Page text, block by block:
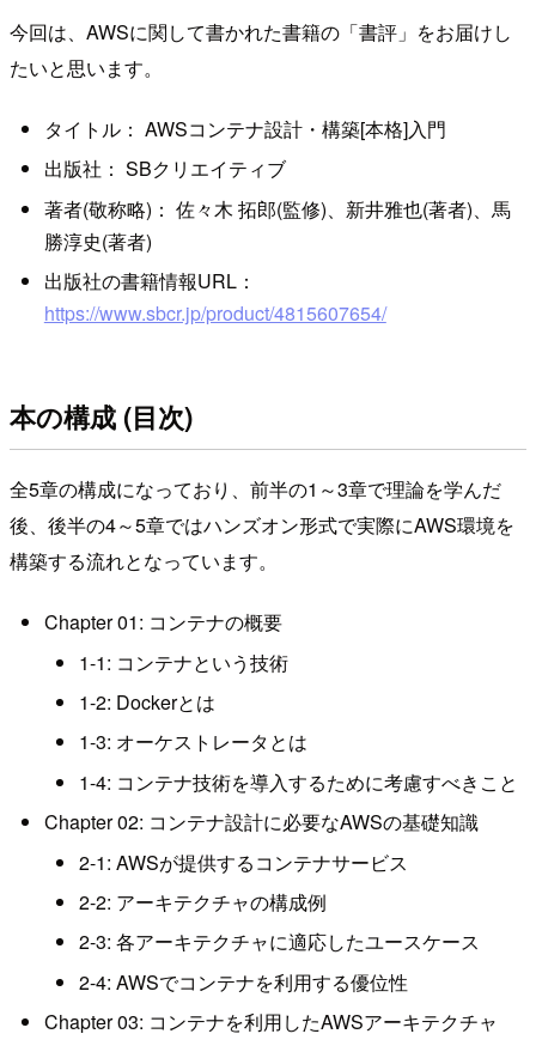
今回は、AWSに関して書かれた書籍の「書評」をお届けし
たいと思います。
タイトル： AWSコンテナ設計・構築[本格]入門
出版社： SBクリエイティブ
著者(敬称略)： 佐々木 拓郎(監修)、新井雅也(著者)、馬
勝淳史(著者)
出版社の書籍情報URL：
https://www.sbcr.jp/product/4815607654/
本の構成 (目次)
全5章の構成になっており、前半の1～3章で理論を学んだ
後、後半の4～5章ではハンズオン形式で実際にAWS環境を
構築する流れとなっています。
Chapter 01: コンテナの概要
1-1: コンテナという技術
1-2: Dockerとは
1-3: オーケストレータとは
1-4: コンテナ技術を導入するために考慮すべきこと
Chapter 02: コンテナ設計に必要なAWSの基礎知識
2-1: AWSが提供するコンテナサービス
2-2: アーキテクチャの構成例
2-3: 各アーキテクチャに適応したユースケース
2-4: AWSでコンテナを利用する優位性
Chapter 03: コンテナを利用したAWSアーキテクチャ